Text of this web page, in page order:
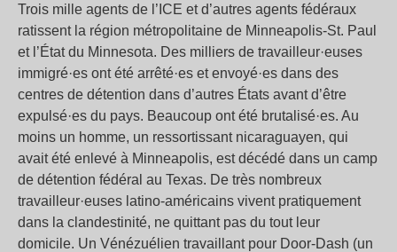
Trois mille agents de l’ICE et d’autres agents fédéraux
ratissent la région métropolitaine de Minneapolis-St. Paul
et l’État du Minnesota. Des milliers de travailleur·euses
immigré·es ont été arrêté·es et envoyé·es dans des
centres de détention dans d’autres États avant d’être
expulsé·es du pays. Beaucoup ont été brutalisé·es. Au
moins un homme, un ressortissant nicaraguayen, qui
avait été enlevé à Minneapolis, est décédé dans un camp
de détention fédéral au Texas. De très nombreux
travailleur·euses latino-américains vivent pratiquement
dans la clandestinité, ne quittant pas du tout leur
domicile. Un Vénézuélien travaillant pour Door-Dash (un